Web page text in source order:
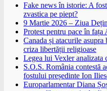
Fake news în istorie: A
zvastica pe piept?
9 Martie 2026 – Ziua
Protest pentru pace în
Canada și atacurile
criza libertății religioase
Legea lui Vexler analizata
S.O.S. România contestă
fostului președinte Ion
Europarlamentar Diana